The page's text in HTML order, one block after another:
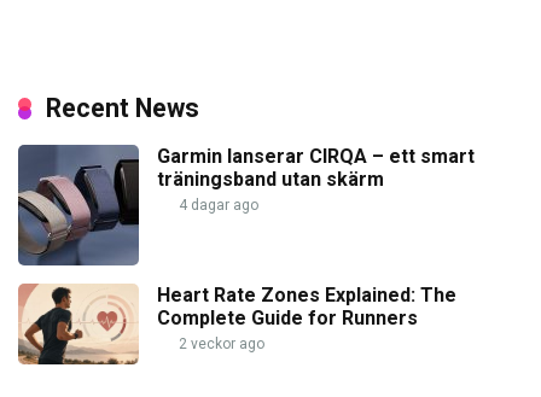
Recent News
Garmin lanserar CIRQA – ett smart
träningsband utan skärm
4 dagar ago
Heart Rate Zones Explained: The
Complete Guide for Runners
2 veckor ago